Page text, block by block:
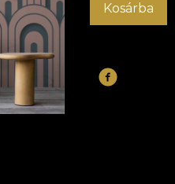
Kosárba